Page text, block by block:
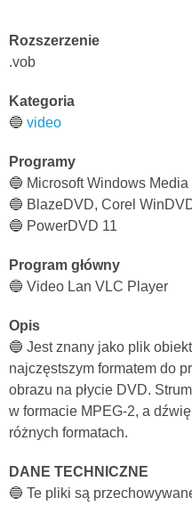
Rozszerzenie
.vob
Kategoria
🔵 video
Programy
🔵 Microsoft Windows
🔵 BlazeDVD, Corel
🔵 PowerDVD 11
Program główny
🔵 Video Lan VLC Player
Opis
🔵 Jest znany jako plik
najczęstszym formatem do
obrazu na płycie DVD.
w formacie MPEG-2, a
różnych formatach.
DANE TECHNICZNE
🔵 Te pliki są